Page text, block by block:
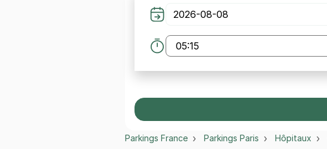
Parkings France Parkings Paris Hôpitaux